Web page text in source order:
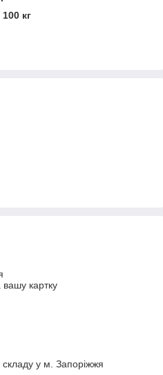
100 кг
вашу картку
складу у м. Запоріжжя